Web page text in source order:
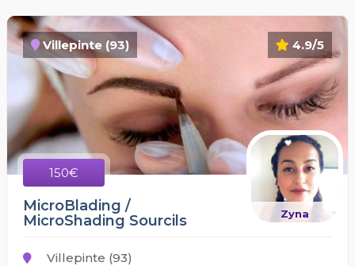
4.9/5
Villepinte (93)
150€
Zyna
MicroBlading /
MicroShading Sourcils
Villepinte (93)